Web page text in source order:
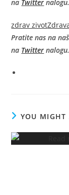
na Twitter
zdrav zivot
Pratite nas na
na Twitter
YOU MIGHT